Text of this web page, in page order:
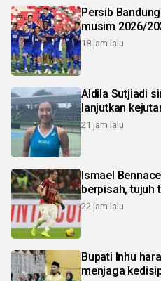
Persib
musim 2026/
18 jam lalu
Aldila Sutjiadi
lanjutkan
21 jam lalu
Ismael
berpisah, tujuh
22 jam lalu
Bupati Inhu
menjaga